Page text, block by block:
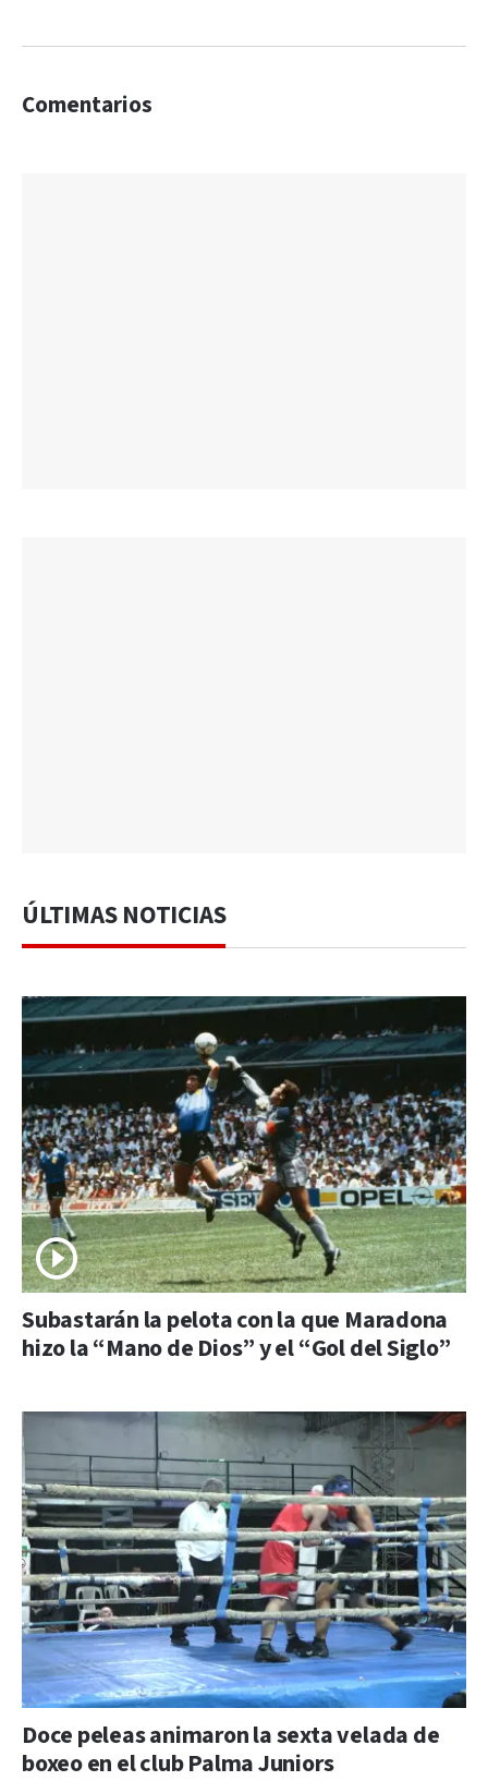
Comentarios
ÚLTIMAS NOTICIAS
Subastarán la pelota con la que Maradona
hizo la “Mano de Dios” y el “Gol del Siglo”
Doce peleas animaron la sexta velada de
boxeo en el club Palma Juniors